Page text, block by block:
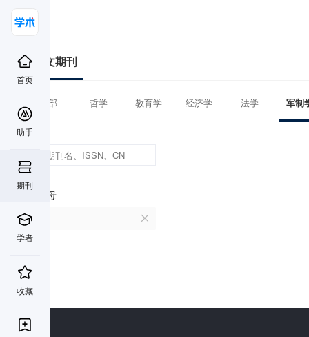
首页
助手
期刊
学者
收藏
中文期刊
全部 哲学 教育学 经济学 法学 军制
首字母
Z